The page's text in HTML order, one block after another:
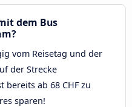
dem Bus
vom Reisetag und der
der Strecke
ab 68 CHF zu
sparen!